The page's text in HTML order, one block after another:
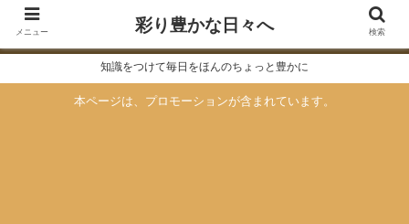
知識をつけて毎日をほんのちょっと豊かに
本ページは、プロモーションが含まれています。
メニュー 彩り豊かな日々へ 検索